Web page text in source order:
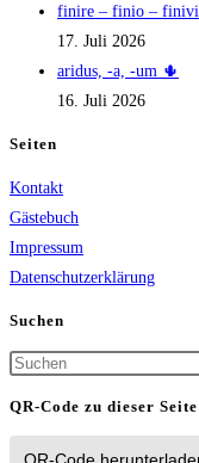
finire – finio –
17. Juli 2026
aridus, -a, -um 🌵
16. Juli 2026
Seiten
Kontakt
Gästebuch
Impressum
Datenschutzerklärung
Suchen
QR-Code zu dieser Seite
QR-Code